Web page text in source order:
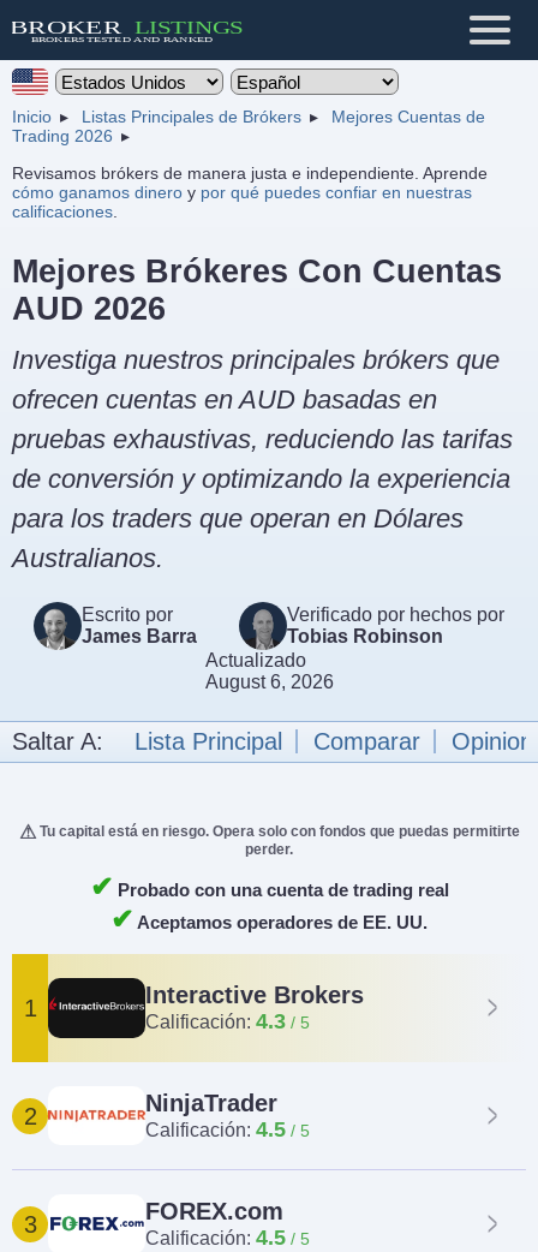
Inicio Listas Principales de Brókers
Mejores Cuentas de
Trading 2026
Revisamos brókers de manera justa e independiente. Aprende
cómo ganamos dinero y por qué puedes confiar en nuestras
calificaciones
Mejores Brókeres Con Cuentas
AUD 2026
Investiga nuestros principales brókers que
ofrecen cuentas en AUD basadas en
pruebas exhaustivas, reduciendo las tarifas
de conversión y optimizando la experiencia
para los traders que operan en Dólares
Australianos.
Escrito por
James Barra
Verificado por hechos por
Tobias Robinson
Actualizado
August 6, 2026
Saltar A: Lista Principal Comparar
Tu capital está en riesgo. Opera solo con fondos que puedas permitirte
perder.
✔ Probado con una cuenta de trading real
✔ Aceptamos operadores de EE. UU.
1 Interactive Brokers
Calificación: 4.3
2 NinjaTrader
Calificación: 4.5
3 FOREX.com
Calificación: 4.5